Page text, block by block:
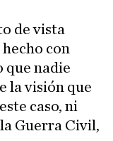
de vista
con
que nadie
la visión que
caso, ni
Guerra Civil,